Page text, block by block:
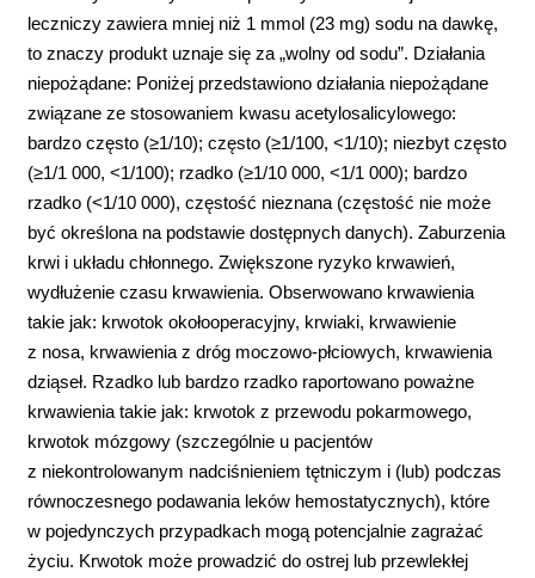
leczniczy zawiera mniej niż 1 mmol (23 mg) sodu na dawkę,
to znaczy produkt uznaje się za „wolny od sodu”. Działania
niepożądane: Poniżej przedstawiono działania niepożądane
związane ze stosowaniem kwasu acetylosalicylowego:
bardzo często (≥1/10); często (≥1/100, <1/10); niezbyt często
(≥1/1 000, <1/100); rzadko (≥1/10 000, <1/1 000); bardzo
rzadko (<1/10 000), częstość nieznana (częstość nie może
być określona na podstawie dostępnych danych). Zaburzenia
krwi i układu chłonnego. Zwiększone ryzyko krwawień,
wydłużenie czasu krwawienia. Obserwowano krwawienia
takie jak: krwotok okołooperacyjny, krwiaki, krwawienie
z nosa, krwawienia z dróg moczowo-płciowych, krwawienia
dziąseł. Rzadko lub bardzo rzadko raportowano poważne
krwawienia takie jak: krwotok z przewodu pokarmowego,
krwotok mózgowy (szczególnie u pacjentów
z niekontrolowanym nadciśnieniem tętniczym i (lub) podczas
równoczesnego podawania leków hemostatycznych), które
w pojedynczych przypadkach mogą potencjalnie zagrażać
życiu. Krwotok może prowadzić do ostrej lub przewlekłej